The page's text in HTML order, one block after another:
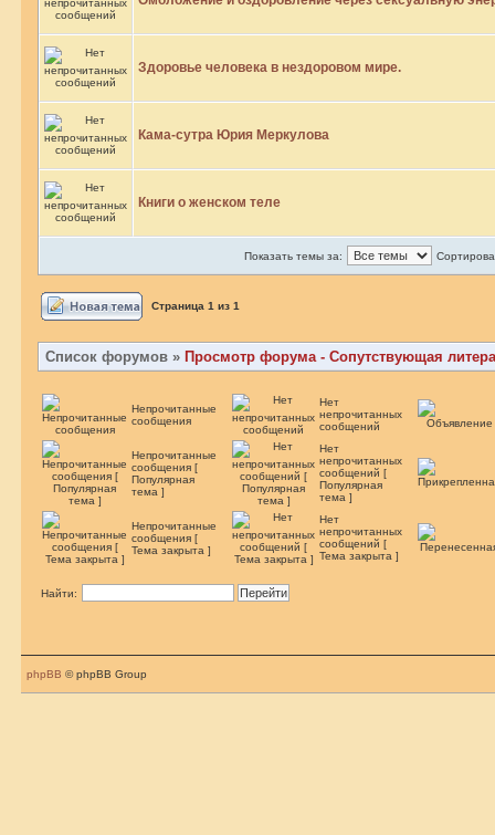
Здоровье человека в нездоровом мире.
Кама-сутра Юрия Меркулова
Книги о женском теле
Показать темы за:
Страница 1 из 1
Список форумов » Просмотр форума - Сопутствующая
Непрочитанные
сообщения
Нет
непрочитанных
сообщений
Непрочитанные
сообщения [
Популярная
тема ]
Нет
непрочитанных
сообщений [
Популярная
тема ]
Непрочитанные
сообщения [
Тема закрыта ]
Нет
непрочитанных
сообщений [
Тема закрыта ]
Найти:
phpBB © phpBB Group